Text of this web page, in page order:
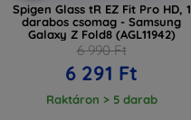
Spigen Glass tR EZ Fit Pro HD, 1
darabos csomag - Samsung
Galaxy Z Fold8 (AGL11942)
6 990 Ft
6 291 Ft
Raktáron > 5 darab